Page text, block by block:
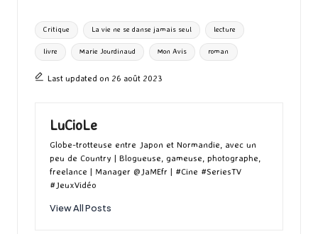
o
o
k
d
o
n
l
ky bl
r
ta
g
er
Tags:
Critique La vie ne se danse jamais seul lecture
livre Marie Jourdinaud Mon Avis roman
Last updated on 26 août 2023
LuCioLe
Globe-trotteuse entre Japon et Normandie, avec un
peu de Country | Blogueuse, gameuse, photographe,
freelance | Manager @JaMEfr | #Cine #SeriesTV
#JeuxVidéo
View All Posts